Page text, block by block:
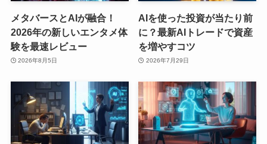
メタバースとAIが融合！
2026年の新しいエンタメ体
験を最速レビュー
2026年8月5日
AIを使った投資が当たり前
に？最新AIトレードで資産
を増やすコツ
2026年7月29日